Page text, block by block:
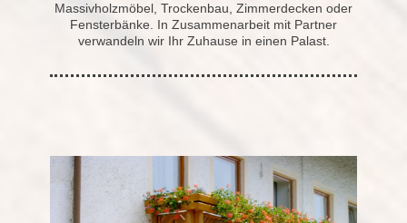
Massivholzmöbel, Trockenbau, Zimmerdecken oder
Fensterbänke. In Zusammenarbeit mit Partner
verwandeln wir Ihr Zuhause in einen Palast.